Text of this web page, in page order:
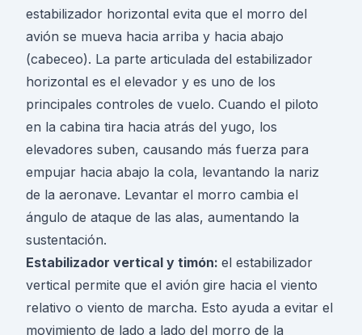
estabilizador horizontal evita que el morro del
avión se mueva hacia arriba y hacia abajo
(cabeceo). La parte articulada del estabilizador
horizontal es el elevador y es uno de los
principales controles de vuelo. Cuando el piloto
en la cabina tira hacia atrás del yugo, los
elevadores suben, causando más fuerza para
empujar hacia abajo la cola, levantando la nariz
de la aeronave. Levantar el morro cambia el
ángulo de ataque de las alas, aumentando la
sustentación.
Estabilizador vertical y timón: el estabilizador
vertical permite que el avión gire hacia el viento
relativo o viento de marcha. Esto ayuda a evitar el
movimiento de lado a lado del morro de la